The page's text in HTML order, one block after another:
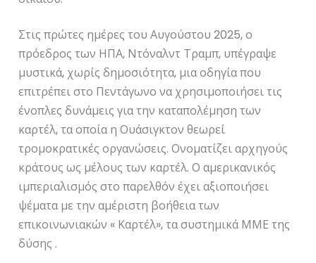
Στις πρώτες ημέρες του Αυγούστου 2025, ο
πρόεδρος των ΗΠΑ, Ντόναλντ Τραμπ, υπέγραψε
μυστικά, χωρίς δημοσιότητα, μια οδηγία που
επιτρέπει στο Πεντάγωνο να χρησιμοποιήσει τις
ένοπλες δυνάμεις για την καταπολέμηση των
καρτέλ, τα οποία η Ουάσιγκτον θεωρεί
τρομοκρατικές οργανώσεις. Ονοματίζει αρχηγούς
κράτους ως μέλους των καρτέλ. Ο αμερικανικός
ιμπεριαλισμός στο παρελθόν έχει αξιοποιήσει
ψέματα με την αμέριστη βοήθεια των
επικοινωνιακών « Καρτέλ», τα συστημικά ΜΜΕ της
δύσης .